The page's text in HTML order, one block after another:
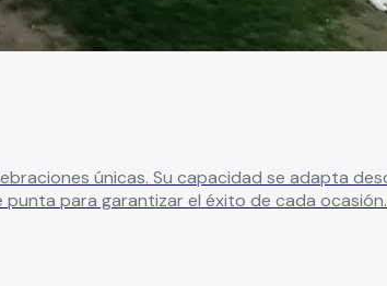
reuniones familiares
para garantizar el éxito de cada ocasión.